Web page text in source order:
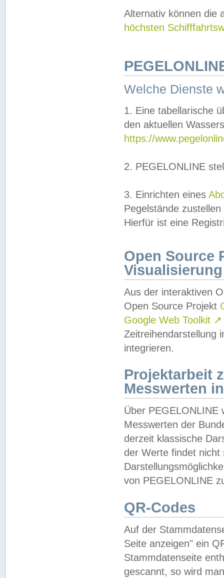
Alternativ können die
höchsten
Welche Dienste
1. Eine tabellarische
den aktuellen
https://
2. PEGELONLINE
3. Einrichten eines
Pegelstände
Hierfür ist eine
Open Source
Visualisierung
Aus der interaktiven
Open Source Projekt
Google Web Toolkit ↗
Zeitreihendarstellung
integrieren.
Projektarbeit
Messwerten
Über PEGELONLINE
Messwerten der
derzeit klassische
der Werte findet
von PEGELONLINE
QR-Codes
Auf der
Seite anzeigen" ein
Stammdatenseite
gescannt, so wird